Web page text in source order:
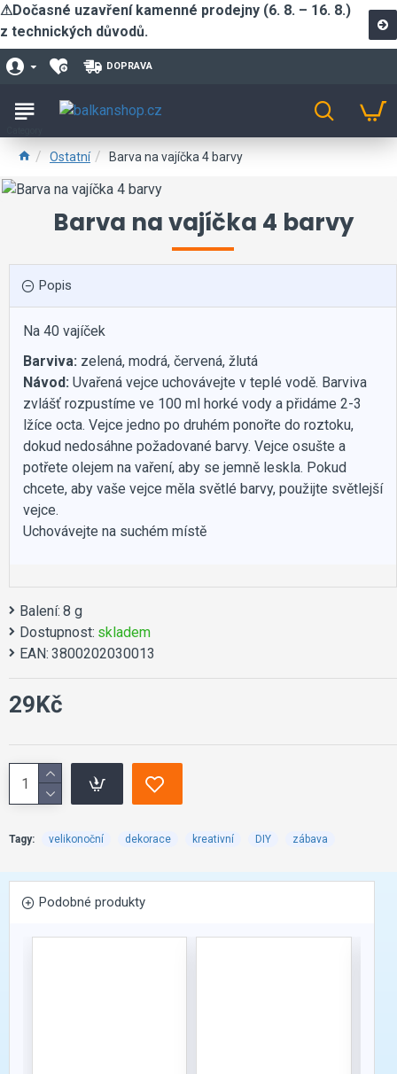
⚠Dočasné uzavření kamenné prodejny (6. 8. – 16. 8.)
z technických důvodů.
DOPRAVA
Ostatní Barva na vajíčka 4 barvy
Barva na vajíčka 4 barvy
Popis
Na 40 vajíček
Barviva: zelená, modrá, červená, žlutá
Návod: Uvařená vejce uchovávejte v teplé vodě. Barviva
zvlášť rozpustíme ve 100 ml horké vody a přidáme 2-3
lžíce octa. Vejce jedno po druhém ponořte do roztoku,
dokud nedosáhne požadované barvy. Vejce osušte a
potřete olejem na vaření, aby se jemně leskla. Pokud
chcete, aby vaše vejce měla světlé barvy, použijte světlejší
vejce.
Uchovávejte na suchém místě
Balení: 8 g
Dostupnost: skladem
EAN: 3800202030013
29Kč
Tagy: velikonoční dekorace kreativní DIY zábava
Podobné produkty